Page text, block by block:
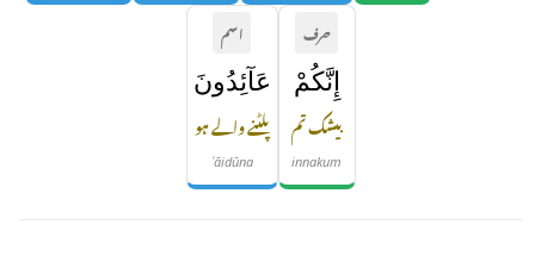
حرف
إِنَّكُمْ
بیشک تم
innakum
اسم
عَآئِدُونَ
پلٹنے والے ہو
ʿāidūna